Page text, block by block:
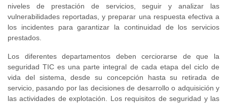
niveles de prestación de servicios, seguir y analizar las
vulnerabilidades reportadas, y preparar una respuesta efectiva a
los incidentes para garantizar la continuidad de los servicios
prestados.
Los diferentes departamentos deben cerciorarse de que la
seguridad TIC es una parte integral de cada etapa del ciclo de
vida del sistema, desde su concepción hasta su retirada de
servicio, pasando por las decisiones de desarrollo o adquisición y
las actividades de explotación. Los requisitos de seguridad y las